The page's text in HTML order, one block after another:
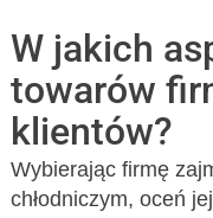
W jakich
towarów
klientów?
Wybierając firmę
chłodniczym, oceń